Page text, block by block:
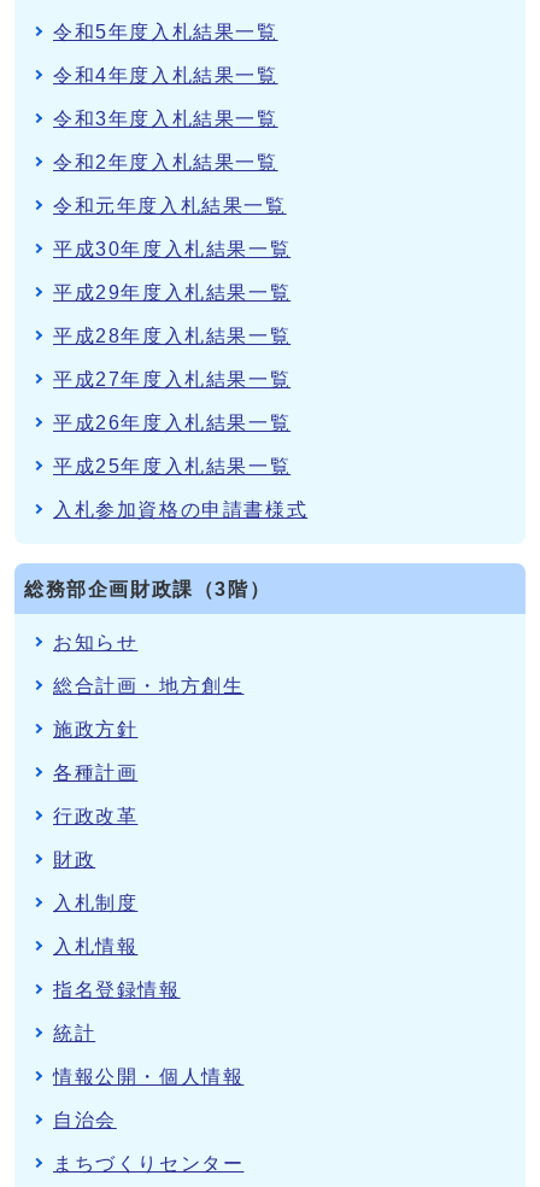
令和5年度入札結果一覧
令和4年度入札結果一覧
令和3年度入札結果一覧
令和2年度入札結果一覧
令和元年度入札結果一覧
平成30年度入札結果一覧
平成29年度入札結果一覧
平成28年度入札結果一覧
平成27年度入札結果一覧
平成26年度入札結果一覧
平成25年度入札結果一覧
入札参加資格の申請書様式
総務部企画財政課（3階）
お知らせ
総合計画・地方創生
施政方針
各種計画
行政改革
財政
入札制度
入札情報
指名登録情報
統計
情報公開・個人情報
自治会
まちづくりセンター